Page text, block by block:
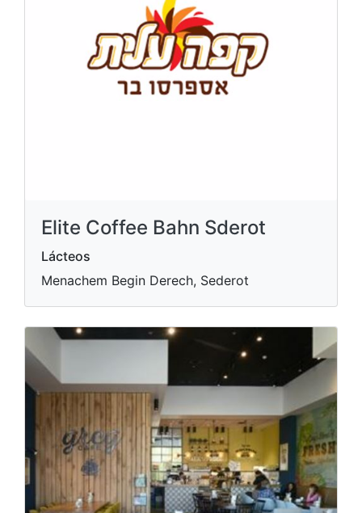
Elite Coffee Bahn Sderot
Lácteos
Menachem Begin Derech, Sederot